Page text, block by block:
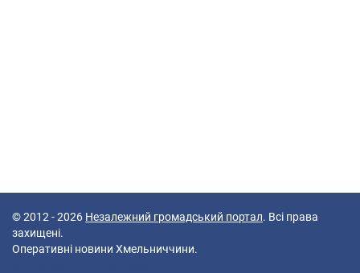
© 2012 - 2026 Незалежний громадський портал. Всі права
захищені.
Оперативні новини Хмельниччини.